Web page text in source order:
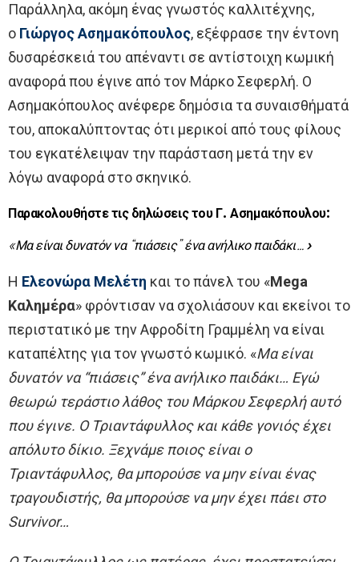
Παράλληλα, ακόμη ένας γνωστός καλλιτέχνης,
ο Γιώργος Ασημακόπουλος, εξέφρασε την έντονη
δυσαρέσκειά του απέναντι σε αντίστοιχη κωμική
αναφορά που έγινε από τον Μάρκο Σεφερλή. Ο
Ασημακόπουλος ανέφερε δημόσια τα συναισθήματά
του, αποκαλύπτοντας ότι μερικοί από τους φίλους
του εγκατέλειψαν την παράσταση μετά την εν
λόγω αναφορά στο σκηνικό.
Παρακολουθήστε τις δηλώσεις του Γ. Ασημακόπουλου:
«Μα είναι δυνατόν να “πιάσεις” ένα ανήλικο παιδάκι…»
Η Ελεονώρα Μελέτη και το πάνελ του «Mega
Καλημέρα» φρόντισαν να σχολιάσουν και εκείνοι το
περιστατικό με την Αφροδίτη Γραμμέλη να είναι
καταπέλτης για τον γνωστό κωμικό. «Μα είναι
δυνατόν να “πιάσεις” ένα ανήλικο παιδάκι… Εγώ
θεωρώ τεράστιο λάθος του Μάρκου Σεφερλή αυτό
που έγινε. Ο Τριαντάφυλλος και κάθε γονιός έχει
απόλυτο δίκιο. Ξεχνάμε ποιος είναι ο
Τριαντάφυλλος, θα μπορούσε να μην είναι ένας
τραγουδιστής, θα μπορούσε να μην έχει πάει στο
Survivor…